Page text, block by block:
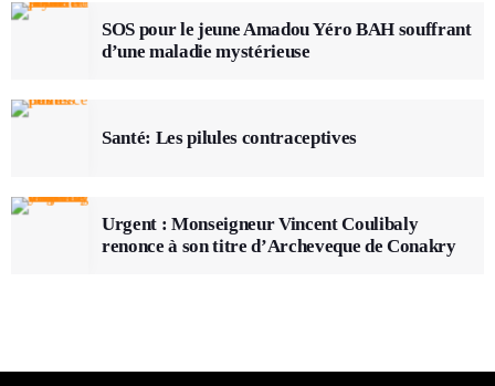
SOS pour le jeune Amadou Yéro BAH souffrant
d’une maladie mystérieuse
Santé: Les pilules contraceptives
Urgent : Monseigneur Vincent Coulibaly
renonce à son titre d’Archeveque de Conakry